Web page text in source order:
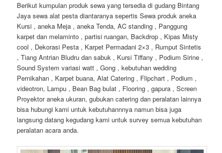
Berikut kumpulan produk sewa yang tersedia di gudang Bintang
Jaya sewa alat pesta diantaranya sepertis Sewa produk aneka
Kursi , aneka Meja , aneka Tenda, AC standing , Panggung
karpet dan melaminto , partisi ruangan, Backdrop , Kipas Misty
cool , Dekorasi Pesta , Karpet Permadani 2×3 , Rumput Sintetis
, Tiang Antrian Bludru dan sabuk , Kursi Tiffany , Podium Sirine ,
Sound System variasi watt , Gong , kebutuhan wedding
Pernikahan , Karpet buana, Alat Catering , Flipchart , Podium ,
videotron, Lampu , Bean Bag bulat , Flooring , gapura , Screen
Proyektor aneka ukuran, gubukan catering dan peralatan lainnya
bisa hubungi kami untuk kebutuhannnya namun bisa juga
langsung datang kegudang kami untuk survey semua kebutuhan
peralatan acara anda.